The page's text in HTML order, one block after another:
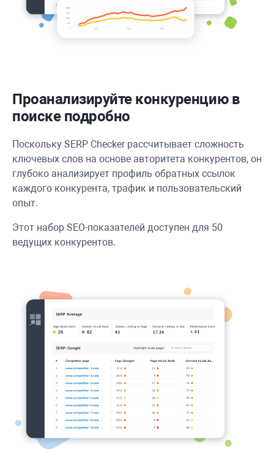
Проанализируйте конкуренцию в
поиске подробно
Поскольку SERP Checker рассчитывает сложность
ключевых слов на основе авторитета конкурентов, он
глубоко анализирует профиль обратных ссылок
каждого конкурента, трафик и пользовательский
опыт.
Этот набор SEO-показателей доступен для 50
ведущих конкурентов.